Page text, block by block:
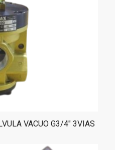
VACUO G3/4″ 3VIAS